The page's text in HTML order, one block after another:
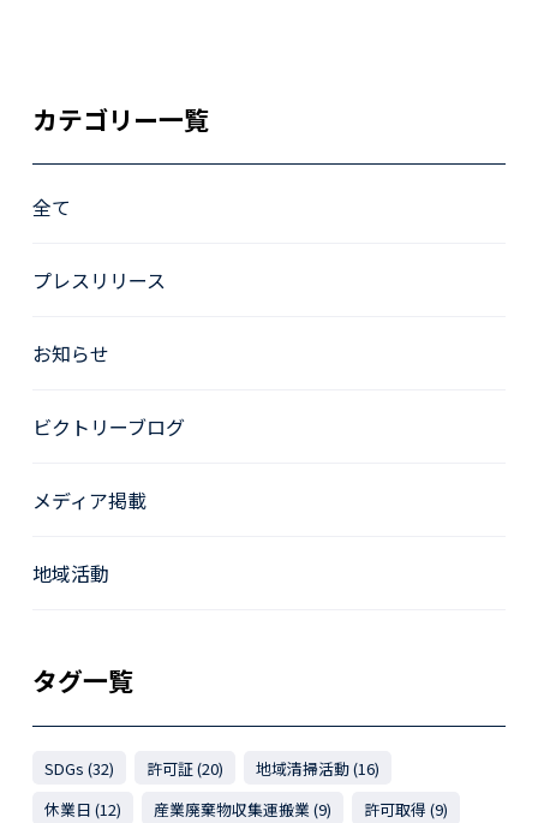
カテゴリー一覧
全て
プレスリリース
お知らせ
ビクトリーブログ
メディア掲載
地域活動
タグ一覧
SDGs (32) 許可証 (20)
地域清掃活動 (16)
休業日 (12)
産業廃棄物収集運搬業 (9) 許可取得 (9)